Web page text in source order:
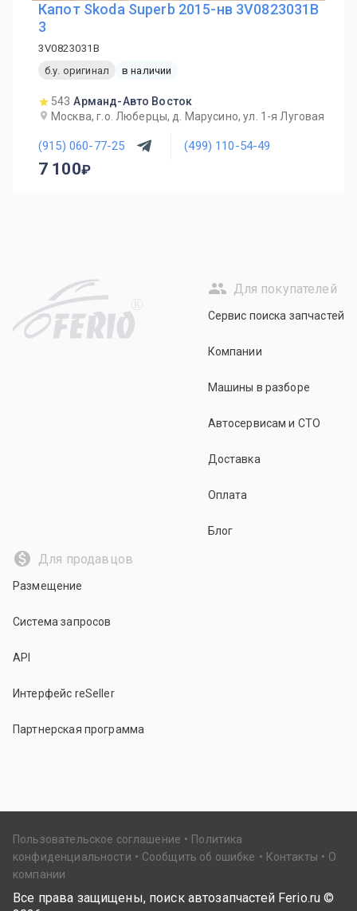
Капот Skoda Superb 2015-нв 3V0823031B
3
3V0823031B
б.у. оригинал
в наличии
543 Арманд-Авто Восток
Москва, г.о. Люберцы, д. Марусино, ул. 1-я Луговая
(915) 060-77-25 (499) 110-54-49
7 100
R
Для покупателей
Сервис поиска запчастей
Компании
Машины в разборе
Автосервисам и СТО
Доставка
Оплата
Блог
Для продавцов
Размещение
Система запросов
API
Интерфейс reSeller
Партнерская программа
Пользовательское соглашение
Политика
конфиденциальности
Сообщить об ошибке Контакты
О
компании
Все права защищены, поиск автозапчастей Ferio.ru ©